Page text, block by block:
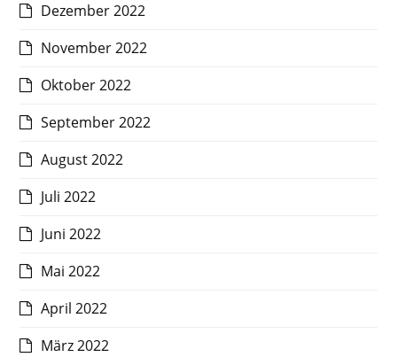
Dezember 2022
November 2022
Oktober 2022
September 2022
August 2022
Juli 2022
Juni 2022
Mai 2022
April 2022
März 2022